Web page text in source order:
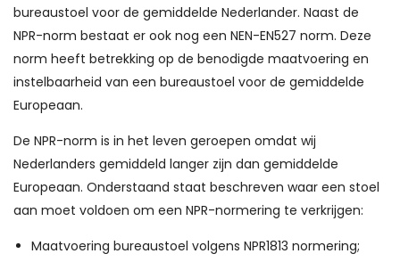
bureaustoel voor de gemiddelde Nederlander. Naast de
NPR-norm bestaat er ook nog een NEN-EN527 norm. Deze
norm heeft betrekking op de benodigde maatvoering en
instelbaarheid van een bureaustoel voor de gemiddelde
Europeaan.
De NPR-norm is in het leven geroepen omdat wij
Nederlanders gemiddeld langer zijn dan gemiddelde
Europeaan. Onderstaand staat beschreven waar een stoel
aan moet voldoen om een NPR-normering te verkrijgen:
Maatvoering bureaustoel volgens NPR1813 normering;